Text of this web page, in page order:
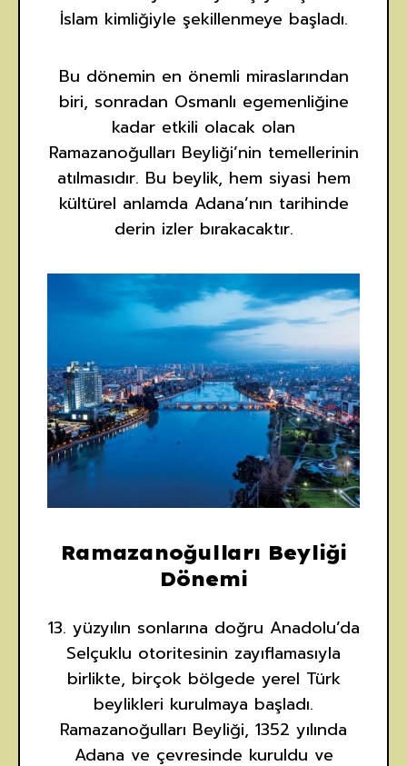
İslam kimliğiyle şekillenmeye başladı.
Bu dönemin en önemli miraslarından
biri, sonradan Osmanlı egemenliğine
kadar etkili olacak olan
Ramazanoğulları Beyliği’nin temellerinin
atılmasıdır. Bu beylik, hem siyasi hem
kültürel anlamda Adana’nın tarihinde
derin izler bırakacaktır.
Ramazanoğulları Beyliği
Dönemi
13. yüzyılın sonlarına doğru Anadolu’da
Selçuklu otoritesinin zayıflamasıyla
birlikte, birçok bölgede yerel Türk
beylikleri kurulmaya başladı.
Ramazanoğulları Beyliği, 1352 yılında
Adana ve çevresinde kuruldu ve